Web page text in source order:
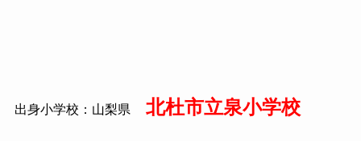
出身小学校：山梨県 北杜市立泉小学校